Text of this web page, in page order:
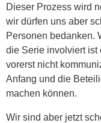
Dieser Prozess wird
wir dürfen uns aber
Personen bedanken.
die Serie involviert ist
vorerst nicht
Anfang und die
machen können.
Wir sind aber jetzt